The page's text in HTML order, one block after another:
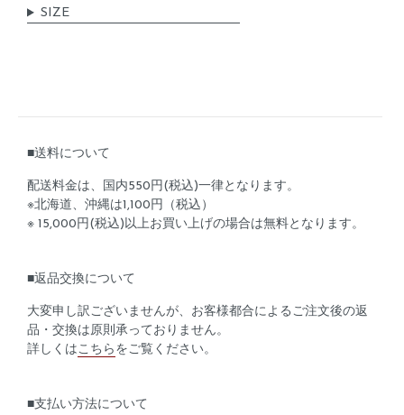
SIZE
■送料について
配送料金は、国内550円(税込)一律となります。
※北海道、沖縄は1,100円（税込）
※ 15,000円(税込)以上お買い上げの場合は無料となります。
■返品交換について
大変申し訳ございませんが、お客様都合によるご注文後の返
品・交換は原則承っておりません。
詳しくはこちら をご覧ください。
■支払い方法について